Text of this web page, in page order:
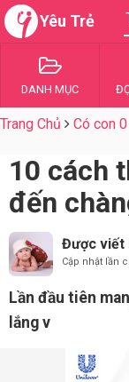
Yêu Trẻ
DANH MỤC
Trang Chủ Có con
10 cách
đến
Được viết
Cập nhật lần
Lần đầu tiên
lắng v